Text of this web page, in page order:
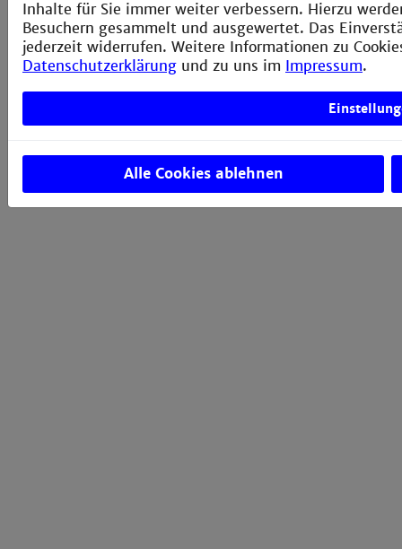
+49 621 292 61 17
+49 621 292 64 53
Inhalte für Sie immer weiter verbessern. Hierzu
Besuchern gesammelt und ausgewertet. Das
jederzeit widerrufen. Weitere Informationen zu
Datenschutzerklärung und zu uns im Impressum.
Alle Cookies ablehnen